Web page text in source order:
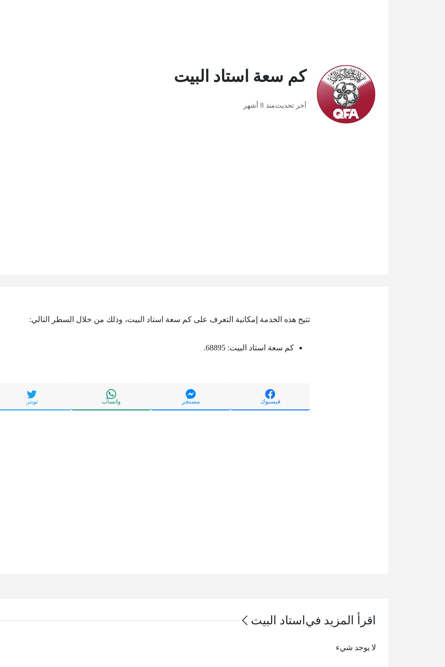
كم سعة استاد البيت
آخر تحديثمنذ 8 أشهر
تتيح هذه الخدمة إمكانية التعرف على كم سعة استاد البيت، وذلك من خلال السطر التالي:
كم سعة استاد البيت: 68895.
فيسبوك مسنجر واتساب تويتر
اقرأ المزيد في استاد البيت
لا يوجد شيء